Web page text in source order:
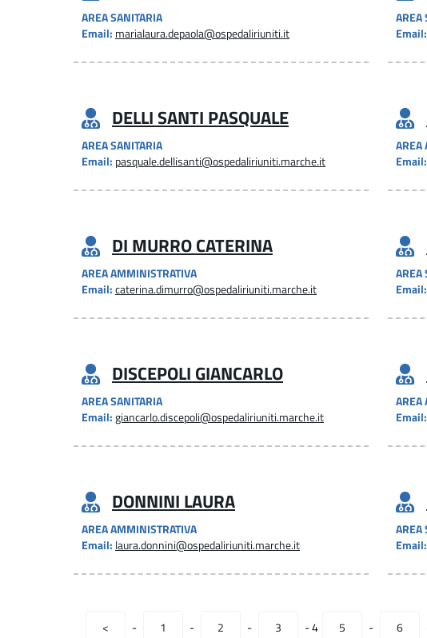
AREA SANITARIA
Email: marialaura.depaola@ospedaliriuniti.it
AREA
DELLI SANTI PASQUALE
AREA SANITARIA
Email: pasquale.dellisanti@ospedaliriuniti.marche.it
AREA
DI MURRO CATERINA
AREA AMMINISTRATIVA
Email: caterina.dimurro@ospedaliriuniti.marche.it
AREA
Email:
DISCEPOLI GIANCARLO
AREA SANITARIA
Email: giancarlo.discepoli@ospedaliriuniti.marche.it
AREA
Email:
DONNINI LAURA
AREA AMMINISTRATIVA
Email: laura.donnini@ospedaliriuniti.marche.it
AREA
< - 1 - 2 - 3 -4 5 - 6